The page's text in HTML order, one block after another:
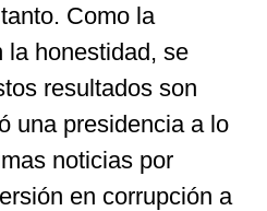
Como la
la honestidad, se
resultados son
una presidencia a lo
noticias por
en corrupción a